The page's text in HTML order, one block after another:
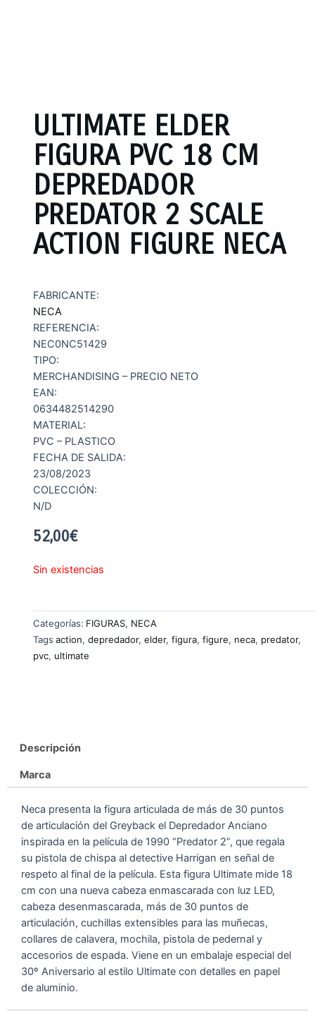
ULTIMATE ELDER
FIGURA PVC 18 CM
DEPREDADOR
PREDATOR 2 SCALE
ACTION FIGURE NECA
FABRICANTE:
NECA
REFERENCIA:
NEC0NC51429
TIPO:
MERCHANDISING – PRECIO NETO
EAN:
0634482514290
MATERIAL:
PVC – PLASTICO
FECHA DE SALIDA:
23/08/2023
COLECCIÓN:
N/D
52,00€
Sin existencias
Categorías: FIGURAS, NECA
Tags action, depredador, elder, figura, figure, neca, predator,
pvc, ultimate
Descripción
Marca
Neca presenta la figura articulada de más de 30 puntos
de articulación del Greyback el Depredador Anciano
inspirada en la película de 1990 “Predator 2”, que regala
su pistola de chispa al detective Harrigan en señal de
respeto al final de la película. Esta figura Ultimate mide 18
cm con una nueva cabeza enmascarada con luz LED,
cabeza desenmascarada, más de 30 puntos de
articulación, cuchillas extensibles para las muñecas,
collares de calavera, mochila, pistola de pedernal y
accesorios de espada. Viene en un embalaje especial del
30º Aniversario al estilo Ultimate con detalles en papel
de aluminio.